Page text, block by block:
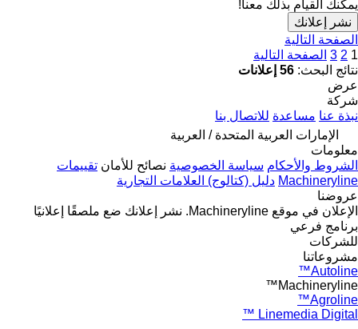
يمكنك القيام بذلك معنا!
نشر إعلانك
الصفحة التالية
1
2
3 الصفحة التالية
نتائج البحث: 56 إعلانات
عرض
شركة
نبذة عنا مساعدة للاتصال بنا
الإمارات العربية المتحدة / العربية
معلومات
الشروط والأحكام سياسة الخصوصية نصائح للأمان تقييمات
Machineryline دليل (كتالوج) العلامات التجارية
عروضنا
الإعلان في موقع Machineryline.
نشر إعلانك ضع ملصقًا إعلانيًا
برنامج فرعي
للشركات
مشروعاتنا
Autoline™
Machineryline™
Agroline™
Linemedia Digital ™